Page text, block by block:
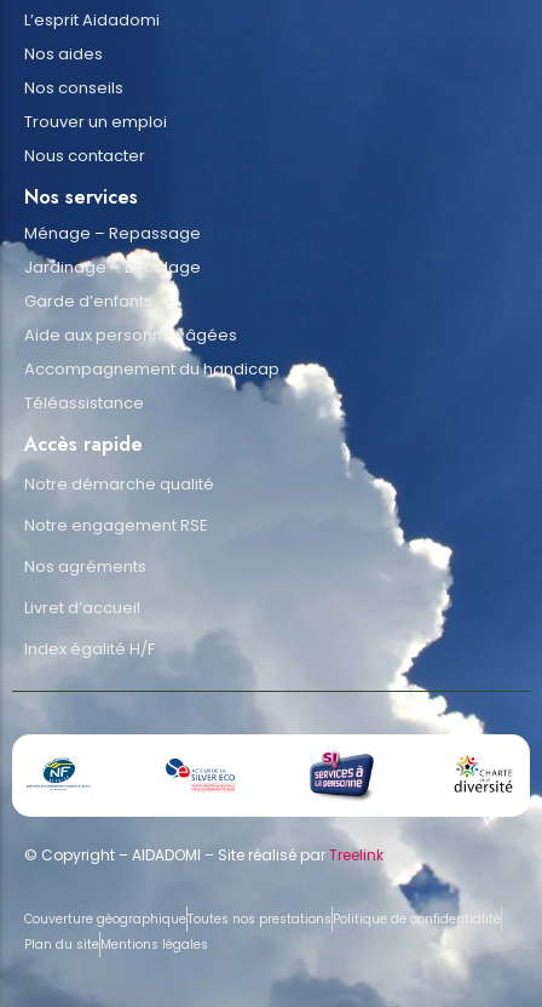
L’esprit Aidadomi
Nos aides
Nos conseils
Trouver un emploi
Nous contacter
Nos services
Ménage – Repassage
Jardinage – Bricolage
Garde d’enfants
Aide aux personnes âgées
Accompagnement du handicap
Téléassistance
Accès rapide
Notre démarche qualité
Notre engagement RSE
Nos agréments
Livret d’accueil
Index égalité H/F
© Copyright – AIDADOMI – Site réalisé parTreelink
Couverture géographiqueToutes nos prestations Politique de confidentialité
Plan du siteMentions légales